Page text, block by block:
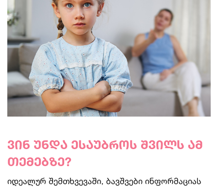
ვინ უნდა ესაუბროს შვილს ამ
თემებზე?
იდეალურ შემთხვევაში, ბავშვები ინფორმაციას